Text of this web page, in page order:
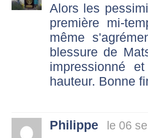
Alors les
première mi-
même
blessure de
impressionné
hauteur. Bonne
Philippe le 06